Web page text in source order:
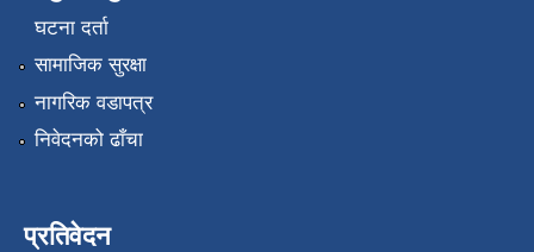
घटना दर्ता
सामाजिक सुरक्षा
नागरिक वडापत्र
निवेदनको ढाँचा
प्रतिवेदन